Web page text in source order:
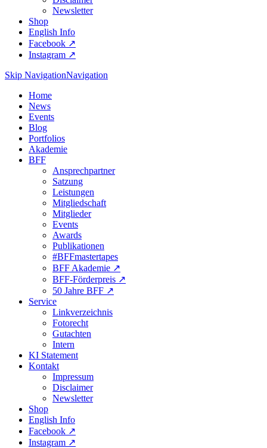
Newsletter
Shop
English Info
Facebook ↗︎
Instagram ↗︎
Skip NavigationNavigation
Home
News
Events
Blog
Portfolios
Akademie
BFF
Ansprechpartner
Satzung
Leistungen
Mitgliedschaft
Mitglieder
Events
Awards
Publikationen
#BFFmastertapes
BFF Akademie ↗︎
BFF-Förderpreis ↗︎
50 Jahre BFF ↗︎
Service
Linkverzeichnis
Fotorecht
Gutachten
Intern
KI Statement
Kontakt
Impressum
Disclaimer
Newsletter
Shop
English Info
Facebook ↗︎
Instagram ↗︎